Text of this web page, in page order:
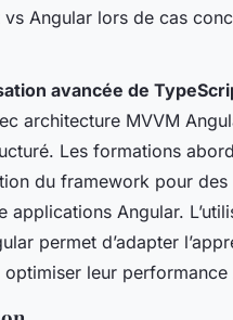
Angular lors de cas
avancée de
architecture MVVM
Les formations
du framework pour des
applications Angular.
permet d’adapter
leur performance